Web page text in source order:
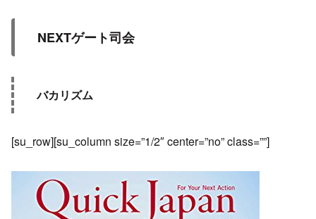
NEXTゲート司会
バカリズム
[su_row][su_column size=”1/2″ center=”no” class=””]